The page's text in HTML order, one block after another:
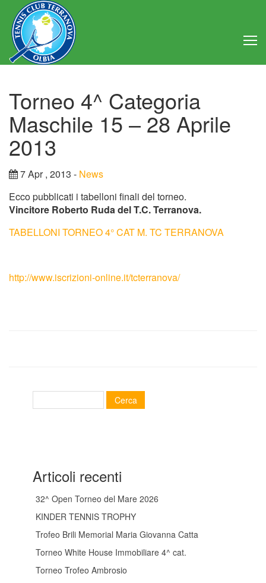
Club
Consiglio Direttivo
Statuto
Attività
Tornei
Torneo 4^ Categoria
Maschile 15 – 28 Aprile
2013
7 Apr , 2013 - News
Ecco pubblicati i tabelloni finali del torneo.
Vincitore Roberto Ruda del T.C. Terranova.
TABELLONI TORNEO 4° CAT M. TC TERRANOVA
http://www.iscrizioni-online.it/tcterranova/
Articoli recenti
32^ Open Torneo del Mare 2026
KINDER TENNIS TROPHY
Trofeo Brili Memorial Maria Giovanna Catta
Torneo White House Immobiliare 4^ cat.
Torneo Trofeo Ambrosio